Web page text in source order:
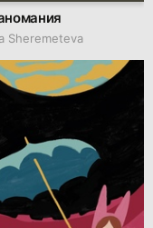
Sheremeteva